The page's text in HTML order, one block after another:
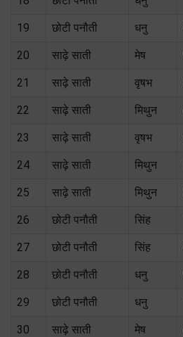
19 छोटी पनौती धनु
20 साढ़े साती मेष
21 साढ़े साती वृषभ
22 साढ़े साती मिथुन
23 साढ़े साती वृषभ
24 साढ़े साती मिथुन
25 साढ़े साती मिथुन
26 छोटी पनौती सिंह
27 छोटी पनौती सिंह
28 छोटी पनौती धनु
29 छोटी पनौती धनु
30 साढ़े साती मेष